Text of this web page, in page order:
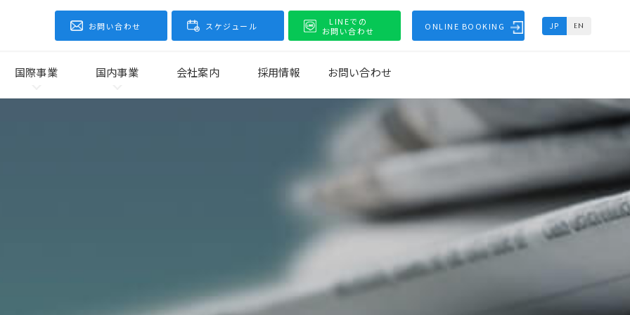
お問い合わせ スケジュール
LINEでの
お問い合わせ
ONLINE BOOKING JP EN
国際事業 国内事業 会社案内 採用情報 お問い合わせ